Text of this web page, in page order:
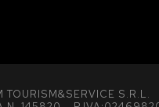
S.R.L.